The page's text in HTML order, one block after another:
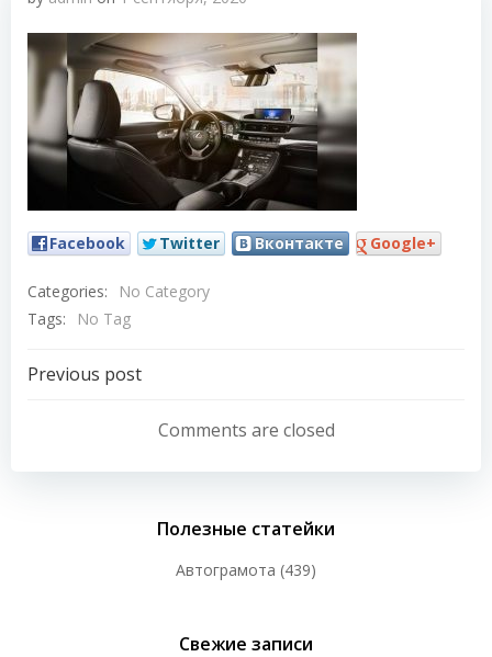
Facebook Twitter Вконтакте Google+
Categories:
No Category
Tags:
No Tag
Навигация
записям
Previous post
Comments are closed
Полезные статейки
Автограмота (439)
Свежие записи